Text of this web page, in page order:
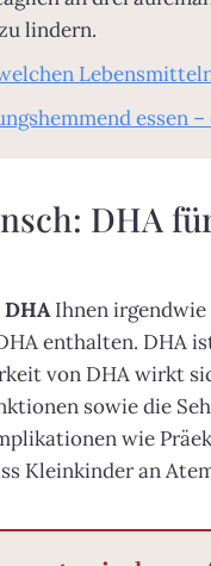
lindern.
essen
DHA
DHAIhnen irgendwie
enthalten. DHA
von DHA wirkt
sowie die
wie
Kleinkinder an